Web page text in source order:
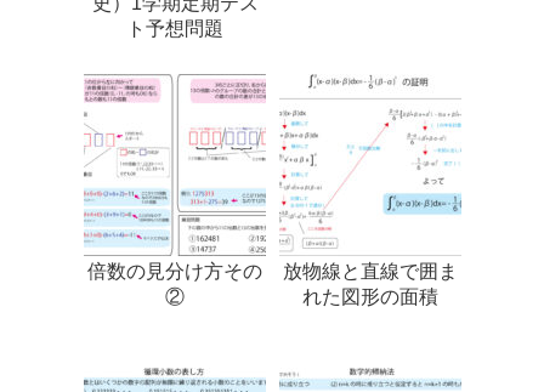
ト予想問題
倍数の見分け方その
②
放物線と直線で囲ま
れた図形の面積